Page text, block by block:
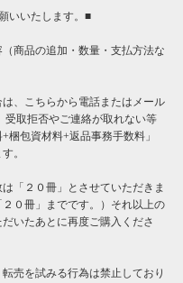
いいたします。■
商品の追加・数量・支払方法な
、こちらから電話またはメール
受取拒否やご連絡が取れない等
梱包資材料+返品事務手数料」
。
「２０冊」とさせていただきま
０冊」までです。）それ以上の
いたあとに再度ご購入くださ
売を試みる行為は禁止しており